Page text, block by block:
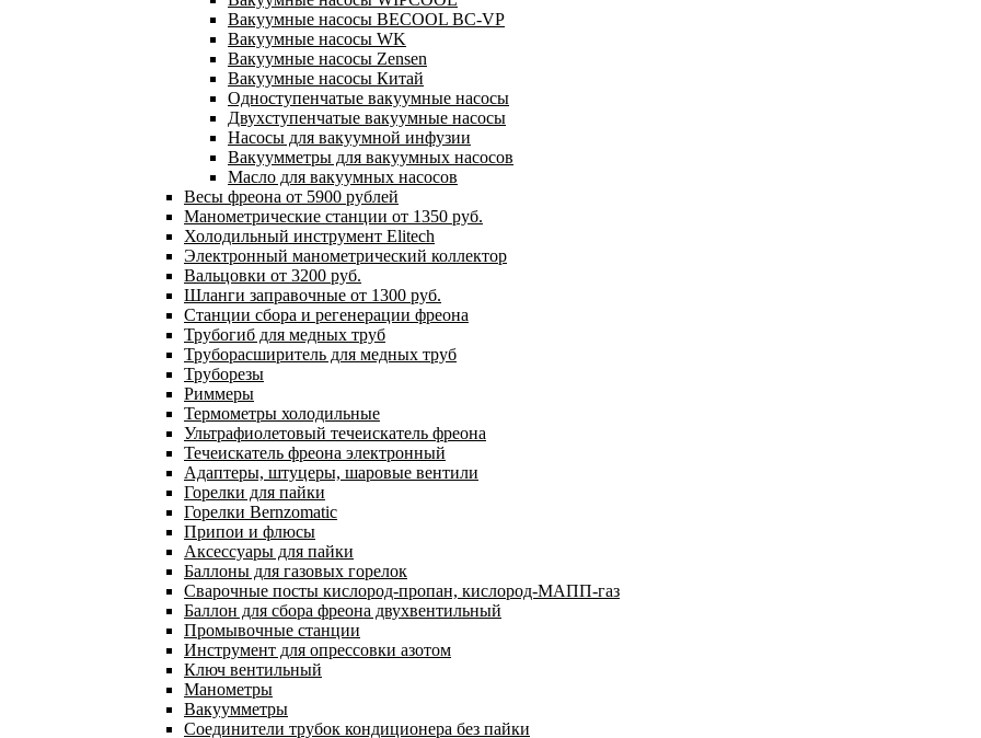
Вакуумные насосы BECOOL BC-VP
Вакуумные насосы WK
Вакуумные насосы Zensen
Вакуумные насосы Китай
Одноступенчатые вакуумные насосы
Двухступенчатые вакуумные насосы
Насосы для вакуумной инфузии
Вакуумметры для вакуумных насосов
Масло для вакуумных насосов
Весы фреона от 5900 рублей
Манометрические станции от 1350 руб.
Холодильный инструмент Elitech
Электронный манометрический коллектор
Вальцовки от 3200 руб.
Шланги заправочные от 1300 руб.
Станции сбора и регенерации фреона
Трубогиб для медных труб
Труборасширитель для медных труб
Труборезы
Риммеры
Термометры холодильные
Ультрафиолетовый течеискатель фреона
Течеискатель фреона электронный
Адаптеры, штуцеры, шаровые вентили
Горелки для пайки
Горелки Bernzomatic
Припои и флюсы
Аксессуары для пайки
Баллоны для газовых горелок
Сварочные посты кислород-пропан, кислород-МАПП-газ
Баллон для сбора фреона двухвентильный
Промывочные станции
Инструмент для опрессовки азотом
Ключ вентильный
Манометры
Вакуумметры
Соединители трубок кондиционера без пайки